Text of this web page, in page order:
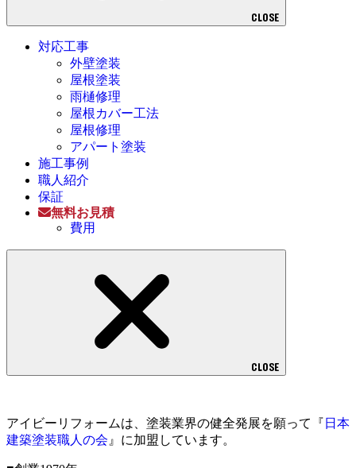
CLOSE
対応工事
外壁塗装
屋根塗装
雨樋修理
屋根カバー工法
屋根修理
アパート塗装
施工事例
職人紹介
保証
無料お見積
費用
CLOSE
アイビーリフォームは、塗装業界の健全発展を願って『 日本
建築塗装職人の会 』に加盟しています。